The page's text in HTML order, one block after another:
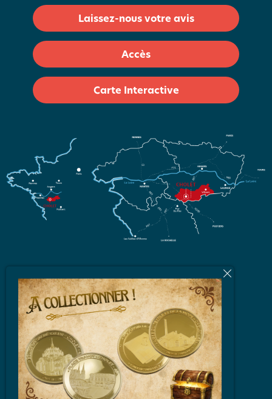
Laissez-nous votre avis
Accès
Carte Interactive
L'équipe
Brochures et Plans
Vidéos
Espace Partenaires
FAQ